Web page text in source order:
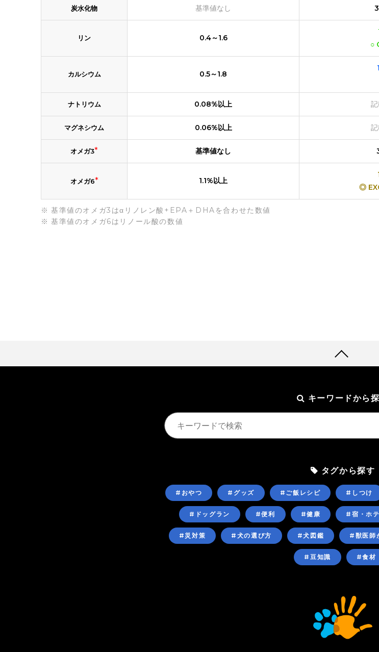
炭水化物 基準値なし
リン 0.4～1.6
○
カルシウム 0.5～1.8
ナトリウム 0.08%以上
マグネシウム 0.06%以上
オメガ3* 基準値なし
オメガ6* 1.1%以上
◎
基準値のオメガ3はαリノレン酸+EPA＋DHAを合わせた数値
基準値のオメガ6はリノール酸の数値
キーワードから
タグから探す
#おやつ #グッズ #ご飯レシピ #しつけ
#ドッグラン #便利 #健康 #宿・ホ
#災対策 #犬の選び方 #犬図鑑 #獣医師
#豆知識 #食材